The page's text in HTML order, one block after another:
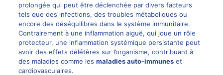
prolongée qui peut être déclenchée par divers facteurs
tels que des infections, des troubles métaboliques ou
encore des déséquilibres dans le système immunitaire.
Contrairement à une inflammation aiguë, qui joue un rôle
protecteur, une inflammation systémique persistante peut
avoir des effets délétères sur l’organisme, contribuant à
des maladies comme les maladies auto-immuneset
cardiovasculaires.